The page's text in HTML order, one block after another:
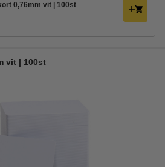
0,76mm vit | 100st
vit | 100st